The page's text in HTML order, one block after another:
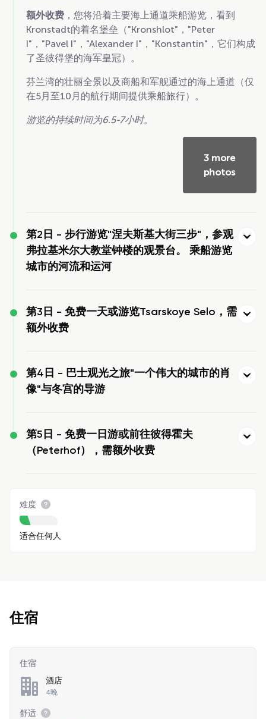
额外收费 ，您将沿着主要海上通道乘船游览，看到
Kronstadt的着名堡垒（"Kronshlot"，"Peter
I"，"Pavel I"，"Alexander I"，"Konstantin"，它们构成
了圣彼得堡的海军皇冠）。
芬兰湾的壮丽全景以及商船和军舰通过的海上通道（仅
在5月至10月的航行期间提供乘船旅行）。
游览的持续时间为6.5-7小时。
3 more
photos
第2日 - 步行游览"涅夫斯基大街三步"，参观
弗拉基米尔大教堂钟楼的观景台。 乘船游览
城市的河流和运河
第3日 - 免费一天或游览Tsarskoye Selo，需
额外收费
第4日 - 巴士观光之旅"一个伟大的城市的肖
像"与冬宫的导游
第5日 - 免费一日游或前往彼得霍夫
（Peterhof），需额外收费
难度
适合任何人
住宿
住宿
酒店
4晚
舒适